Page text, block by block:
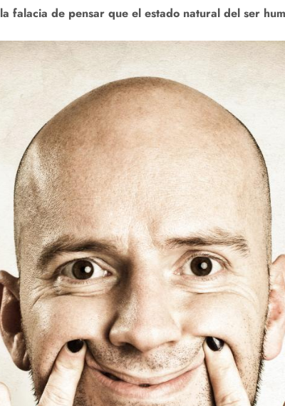
la falacia de pensar que el estado natural del ser